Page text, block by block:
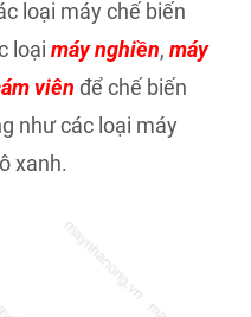
loại máy chế biến
loại máy nghiền, máy
viên để chế biến
như các loại máy
xanh.